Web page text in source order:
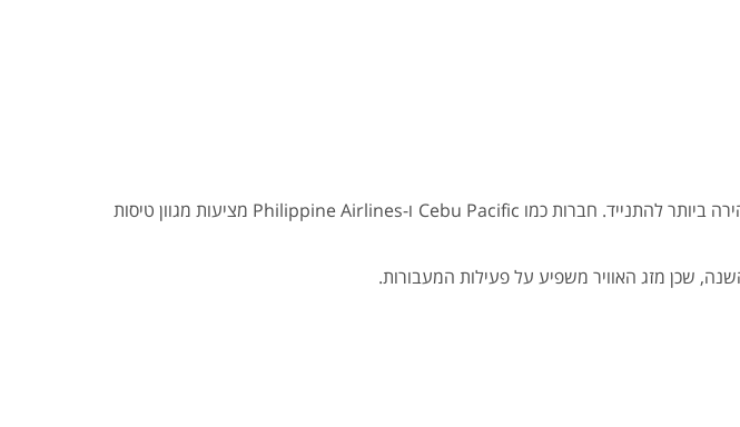
- הפיליפינים פרוסים על פני שטח רחב, ולכן טיסות פנימיות הן הדרך המהירה ביותר להתנייד. חברות כמו Cebu Pacific ו-Philippine Airlines מציעות מגוון טיסות
שכן מזג האוויר משפיע על פעילות המעבורות.